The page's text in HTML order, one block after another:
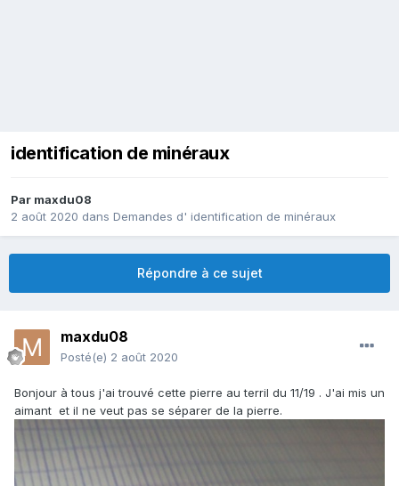
identification de minéraux
Par maxdu08
2 août 2020 dans Demandes d' identification de minéraux
Répondre à ce sujet
maxdu08
Posté(e) 2 août 2020
Bonjour à tous j'ai trouvé cette pierre au terril du 11/19 . J'ai mis un
aimant et il ne veut pas se séparer de la pierre.